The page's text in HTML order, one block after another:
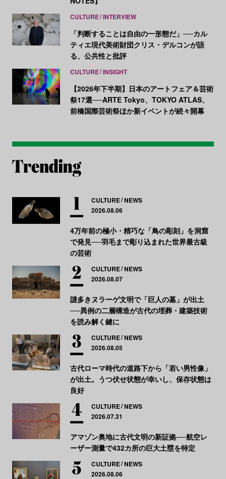
CULTURE INTERVIEW
「判断することは自由の一形態だ」──カル
ティエ現代美術財団クリス・デルコンが語
る、公共性と批評
CULTURE INSIGHT
【2026年下半期】日本のアートフェア＆芸術
祭17選──ARTE Tokyo、TOKYO ATLAS、
前橋国際芸術祭ほか新イベントが続々開幕
CULTURE NEWS
2026.08.06
4万年前の極小・精巧な「鳥の彫刻」を洞窟
で発見──羽毛まで彫り込まれた世界最古級
の芸術
CULTURE NEWS
2026.08.07
謎多きヌラーゲ文明で「巨人の墓」が出土
──異例の二層構造が古代の埋葬・建築技術
を読み解く鍵に
CULTURE NEWS
2026.08.05
古代ローマ時代の道路下から「若い男性像」
が出土。うつ伏せ状態が幸いし、保存状態は
良好
CULTURE NEWS
2026.07.31
アマゾン奥地に古代文明の新証拠──航空レ
ーザー測量で432カ所の巨大土塁を特定
CULTURE NEWS
2026.08.06